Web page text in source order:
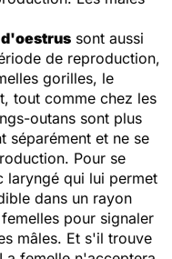
sont aussi
de reproduction,
gorilles, le
tout comme chez les
outans sont plus
séparément et ne se
Pour se
laryngé qui lui permet
dans un rayon
pour signaler
mâles. Et s'il trouve